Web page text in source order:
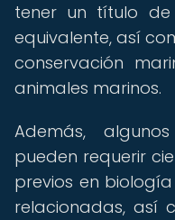
tener un título de
equivalente, así
conservación
animales marinos.
Además,
pueden requerir
previos en
relacionadas, así